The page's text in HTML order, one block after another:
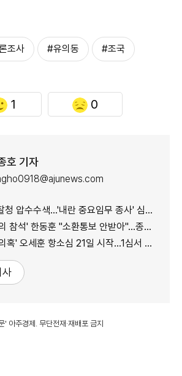
조사 #유의동 #조국
1 0
호 기자
수수색...'내란 중요임무 종사' 심우정 관련 수사
동훈 "소환통보 안받아"…종합특검 "의원실 수령했다"
세훈 항소심 21일 시작...1심서 시장직 상실형
사
아주경제. 무단전재·재배포 금지